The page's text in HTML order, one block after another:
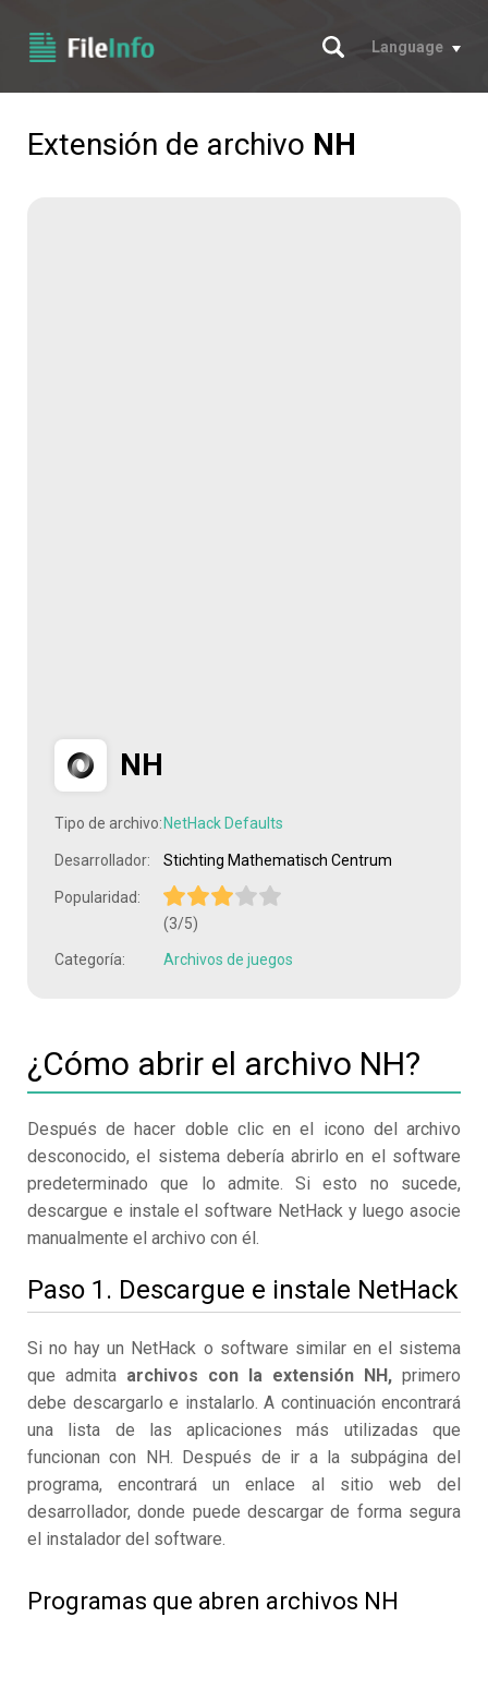
Buscar
Language
Extensión de archivo NH
NH
Tipo de archivo: NetHack Defaults
Desarrollador: Stichting Mathematisch Centrum
Popularidad:
(3/5)
Categoría: Archivos de juegos
¿Cómo abrir el archivo NH?
Después de hacer doble clic en el icono del archivo
desconocido, el sistema debería abrirlo en el software
predeterminado que lo admite. Si esto no sucede,
descargue e instale el software NetHack y luego asocie
manualmente el archivo con él.
Paso 1. Descargue e instale NetHack
Si no hay un NetHack o software similar en el sistema
que admita archivos con la extensión NH, primero
debe descargarlo e instalarlo. A continuación encontrará
una lista de las aplicaciones más utilizadas que
funcionan con NH. Después de ir a la subpágina del
programa, encontrará un enlace al sitio web del
desarrollador, donde puede descargar de forma segura
el instalador del software.
Programas que abren archivos NH